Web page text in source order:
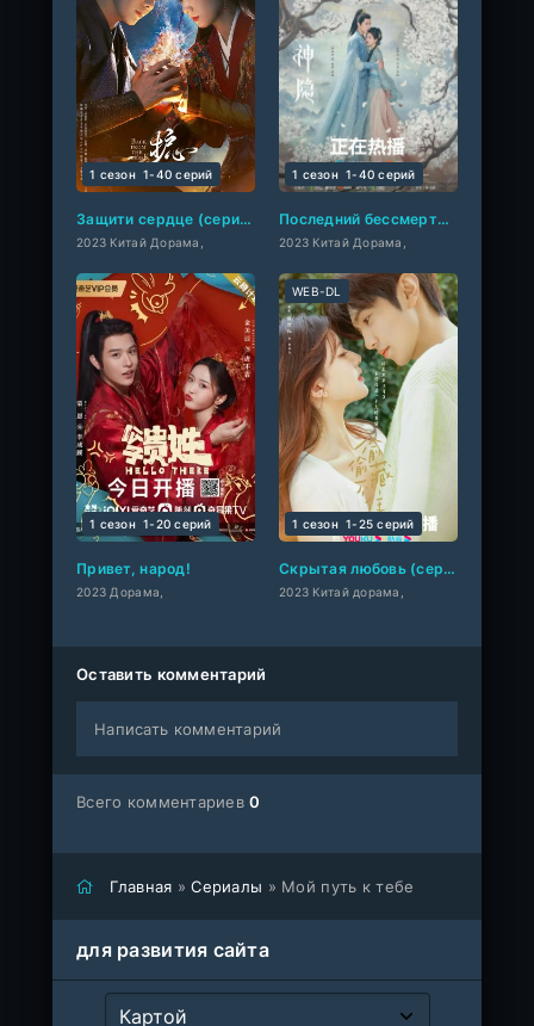
Защити сердце (сериал 2023)
2023 Китай Дорама,
1 сезон 1-40 cерий
Последний бессмертный
2023 Китай Дорама,
1 сезон 1-40 cерий
Привет, народ!
2023 Дорама,
1 сезон 1-20 cерий
Скрытая любовь (сериал 2023)
2023 Китай дорама,
WEB-DL
1 сезон 1-25 cерий
Оставить комментарий
Написать комментарий
Всего комментариев0
Главная »Сериалы » Мой путь к тебе
для развития сайта